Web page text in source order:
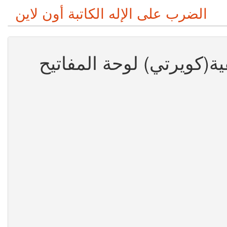
الضرب على الإله الكاتبة أون لاين
لوحة المفاتيح